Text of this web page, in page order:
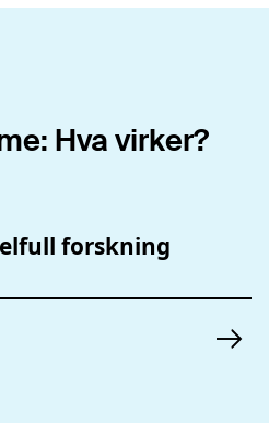
Hva virker?
forskning